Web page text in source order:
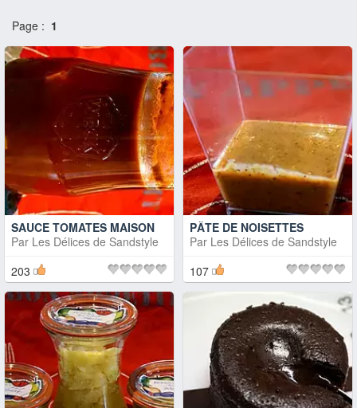
Page : 1
SAUCE TOMATES MAISON
Par Les Délices de Sandstyle
203
PÂTE DE NOISETTES
Par Les Délices de Sandstyle
107